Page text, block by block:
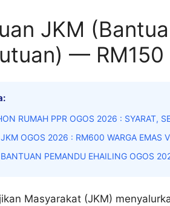
JKM
—
RUMAH PPR OGOS 2026 : SYARAT,
OGOS 2026 : RM600 WARGA EMAS
PEMANDU EHAILING OGOS
Masyarakat (JKM)